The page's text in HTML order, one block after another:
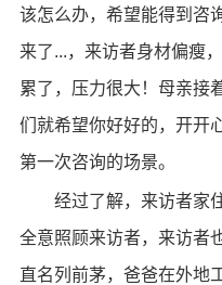
该怎么办，希望能得到咨
来了...，来访者身材偏瘦
累了，压力很大！母亲接
们就希望你好好的，开开
第一次咨询的场景。
经过了解，来访者家
全意照顾来访者，来访者
直名列前茅，爸爸在外地